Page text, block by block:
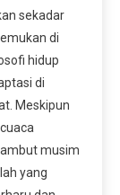
sekadar
di
hidup
di
Meskipun
musim
yang